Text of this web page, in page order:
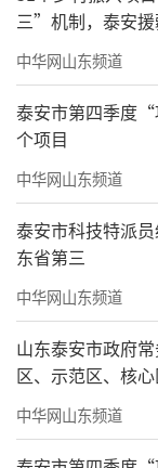
三”机制，泰安
中华网山东频道
泰安市第四季度
个项目
中华网山东频道
泰安市科技特派
东省第三
中华网山东频道
山东泰安市政府
区、示范区、核
中华网山东频道